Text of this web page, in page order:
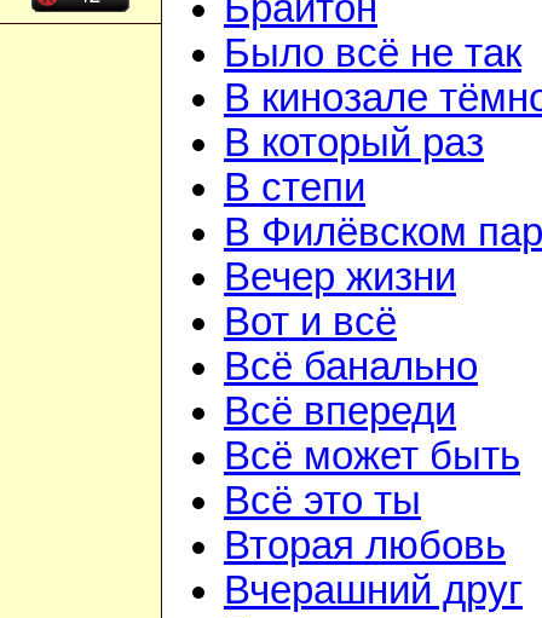
Брайтон
Было всё не так
В кинозале
В который раз
В степи
В Филёвском
Вечер жизни
Вот и всё
Всё банально
Всё впереди
Всё может быть
Всё это ты
Вторая любовь
Вчерашний друг